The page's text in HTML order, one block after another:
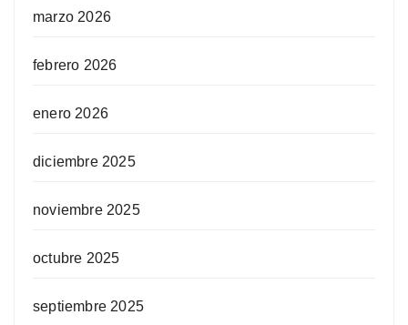
marzo 2026
febrero 2026
enero 2026
diciembre 2025
noviembre 2025
octubre 2025
septiembre 2025